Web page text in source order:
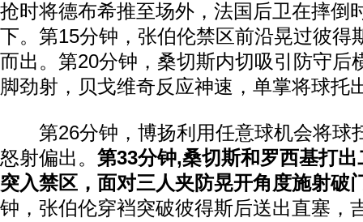
抢时将德布希推至场外，法国后卫在摔倒
下。第15分钟，张伯伦禁区前沿晃过彼得
而出。第20分钟，桑切斯内切吸引防守后
脚劲射，贝戈维奇反应神速，单掌将球托
第26分钟，博扬利用任意球机会将球
怒射偏出。 第33分钟,桑切斯和罗西基打
突入禁区，面对三人夹防晃开角度施射破
钟，张伯伦穿裆突破彼得斯后送出直塞，